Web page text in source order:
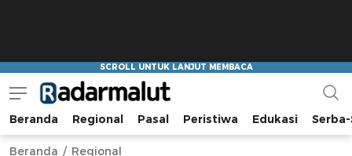
Radar Malut
Bacaan Nyindir
Beranda Regional Pasal Peristiwa Edukasi
Beranda Regional